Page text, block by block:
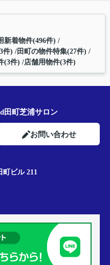
新着物件(496件)
件) 田町の物件特集(27件)
(3件) 店舗用物件(3件)
田町芝浦サロン
お問い合わせ
町ビル 211